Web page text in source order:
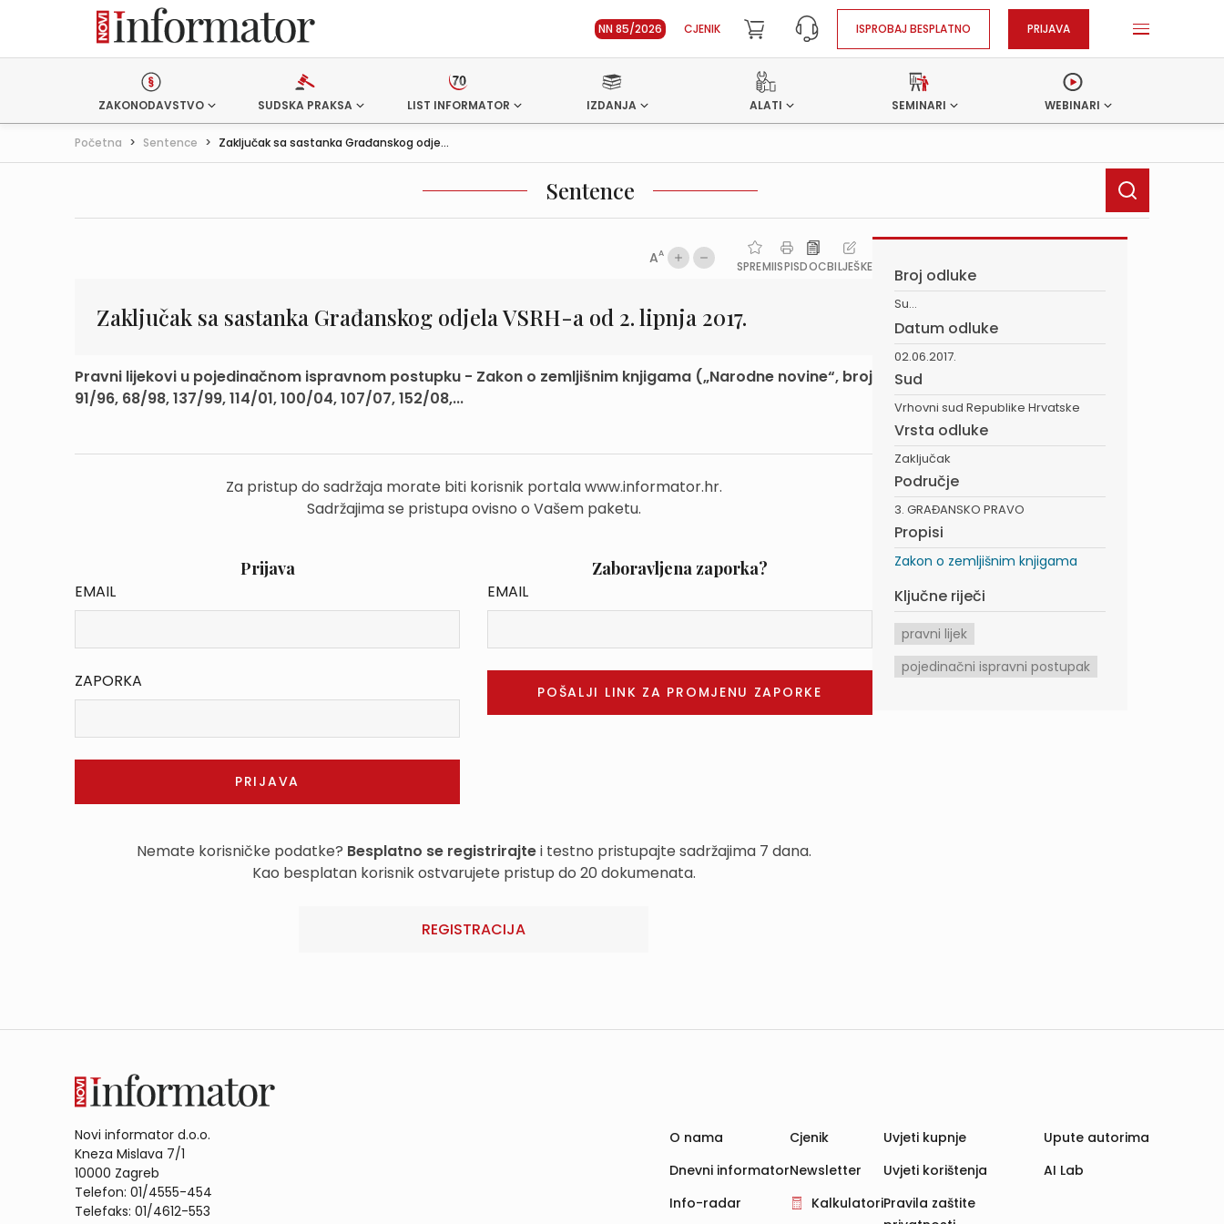
NN 85/2026 CJENIK ISPROBAJ BESPLATNO PRIJAVA
ZAKONODAVSTVO SUDSKA PRAKSA LIST INFORMATOR IZDANJA ALATI SEMINARI WEBINARI
Početna > Sentence > Zaključak sa sastanka Građanskog odje...
Sentence
AA
SPREMIISPISDOCBILJEŠKE
Zaključak sa sastanka Građanskog odjela VSRH-a od 2. lipnja 2017.
Pravni lijekovi u pojedinačnom ispravnom postupku - Zakon o zemljišnim knjigama („Narodne novine“, broj
91/96, 68/98, 137/99, 114/01, 100/04, 107/07, 152/08,...
Za pristup do sadržaja morate biti korisnik portala www.informator.hr.
Sadržajima se pristupa ovisno o Vašem paketu.
Prijava
EMAIL
ZAPORKA
Zaboravljena zaporka?
EMAIL
Nemate korisničke podatke? Besplatno se registrirajtei testno pristupajte sadržajima 7 dana.
Kao besplatan korisnik ostvarujete pristup do 20 dokumenata.
REGISTRACIJA
Broj odluke
Su...
Datum odluke
02.06.2017.
Sud
Vrhovni sud Republike Hrvatske
Vrsta odluke
Zaključak
Područje
3. GRAĐANSKO PRAVO
Propisi
Zakon o zemljišnim knjigama
Ključne riječi
pravni lijek
pojedinačni ispravni postupak
Novi informator d.o.o.
Kneza Mislava 7/1
10000 Zagreb
Telefon: 01/4555-454
Telefaks: 01/4612-553
O nama
Dnevni informator
Info-radar
Cjenik
Newsletter
Kalkulatori
Uvjeti kupnje
Uvjeti korištenja
Pravila zaštite
Upute autorima
AI Lab